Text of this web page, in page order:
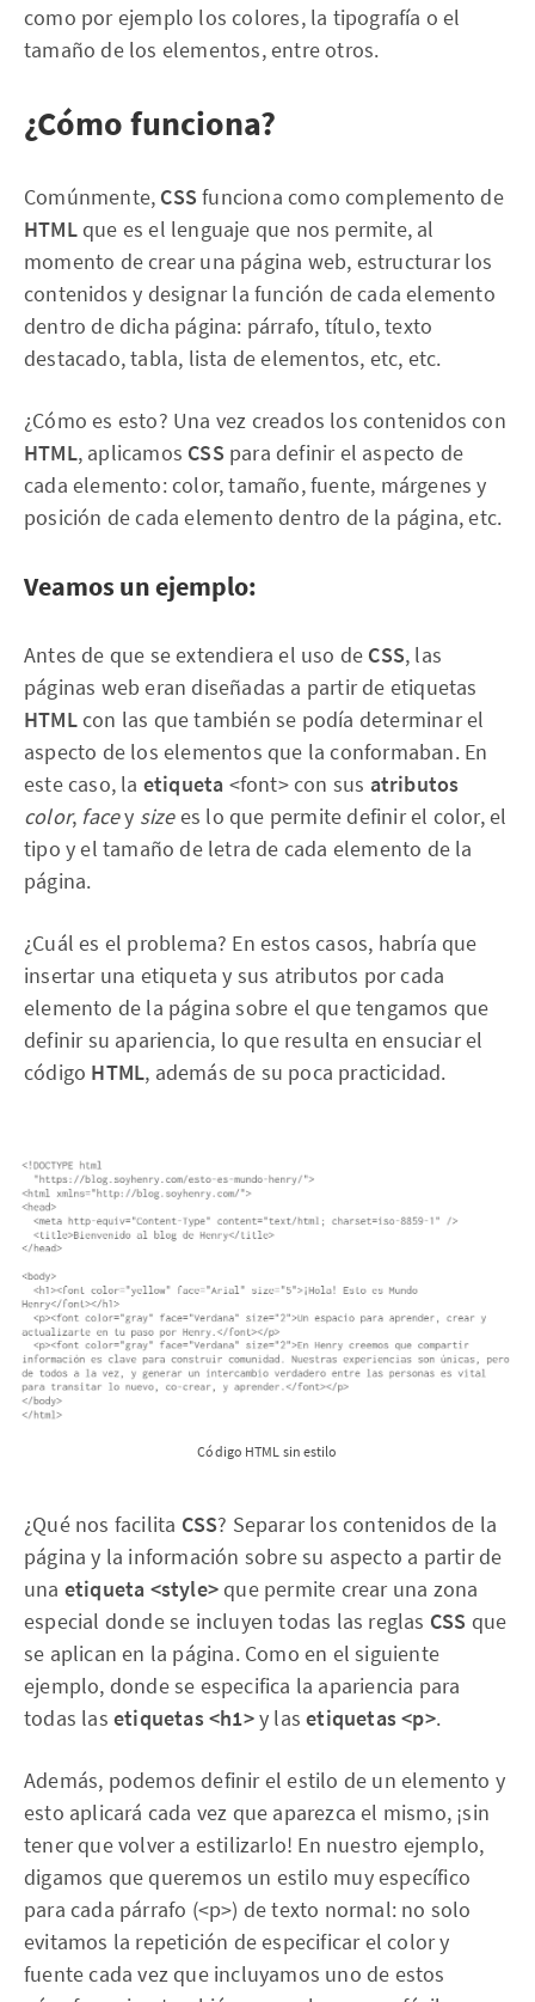
como por ejemplo los colores, la tipografía o el
tamaño de los elementos, entre otros.
¿Cómo funciona?
Comúnmente, CSSfunciona como complemento de
HTMLque es el lenguaje que nos permite, al
momento de crear una página web, estructurar los
contenidos y designar la función de cada elemento
dentro de dicha página: párrafo, título, texto
destacado, tabla, lista de elementos, etc, etc.
¿Cómo es esto? Una vez creados los contenidos con
HTML, aplicamos CSS para definir el aspecto de
cada elemento: color, tamaño, fuente, márgenes y
posición de cada elemento dentro de la página, etc.
Veamos un ejemplo:
Antes de que se extendiera el uso de CSS, las
páginas web eran diseñadas a partir de etiquetas
HTMLcon las que también se podía determinar el
aspecto de los elementos que la conformaban. En
este caso, la etiqueta <font> con sus atributos
color, facey sizees lo que permite definir el color, el
tipo y el tamaño de letra de cada elemento de la
página.
¿Cuál es el problema? En estos casos, habría que
insertar una etiqueta y sus atributos por cada
elemento de la página sobre el que tengamos que
definir su apariencia, lo que resulta en ensuciar el
código HTML, además de su poca practicidad.
Código HTML sin estilo
¿Qué nos facilita CSS? Separar los contenidos de la
página y la información sobre su aspecto a partir de
una etiqueta <style>que permite crear una zona
especial donde se incluyen todas las reglas CSS que
se aplican en la página. Como en el siguiente
ejemplo, donde se especifica la apariencia para
todas las etiquetas <h1>y lasetiquetas <p>.
Además, podemos definir el estilo de un elemento y
esto aplicará cada vez que aparezca el mismo, ¡sin
tener que volver a estilizarlo! En nuestro ejemplo,
digamos que queremos un estilo muy específico
para cada párrafo (<p>) de texto normal: no solo
evitamos la repetición de especificar el color y
fuente cada vez que incluyamos uno de estos